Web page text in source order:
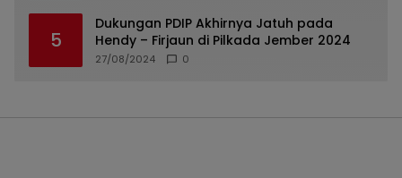
5
Dukungan PDIP Akhirnya Jatuh pada
Hendy – Firjaun di Pilkada Jember 2024
27/08/2024 0